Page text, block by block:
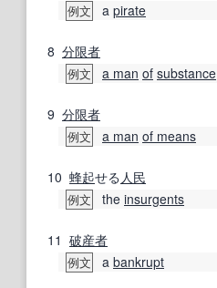
例文 a pirate
8 分限者
例文 a man of substance
9 分限者
例文 a man of means
10 蜂起せる 人民
例文 the insurgents
11 破産者
例文 a bankrupt